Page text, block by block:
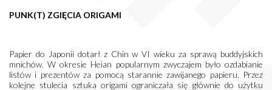
PUNK(T) ZGIĘCIA ORIGAMI
Papier do Japonii dotarł z Chin w VI wieku za sprawą buddyjskich
mnichów. W okresie Heian popularnym zwyczajem było ozdabianie
listów i prezentów za pomocą starannie zawijanego papieru. Przez
kolejne stulecia sztuka origami ograniczała się głównie do użytku